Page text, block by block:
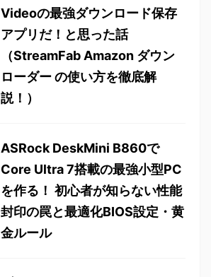
Videoの最強ダウンロード保存
アプリだ！と思った話
（StreamFab Amazon ダウン
ローダー の使い方を徹底解
説！）
ASRock DeskMini B860で
Core Ultra 7搭載の最強小型PC
を作る！ 初心者が知らない性能
封印の罠と最適化BIOS設定・黄
金ルール